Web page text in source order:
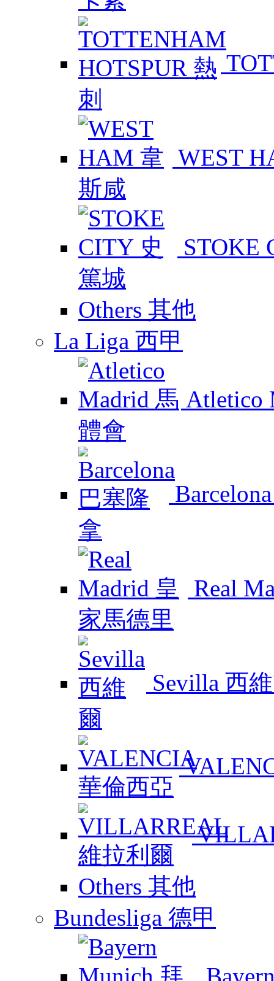
WEST
STOKE
Others 其他
La Liga 西甲
Atletico
Real
Sevilla 西
Others 其他
Bundesliga 德甲